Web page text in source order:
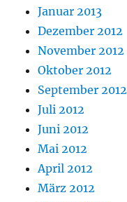
Januar 2013
Dezember 2012
November 2012
Oktober 2012
September 2012
Juli 2012
Juni 2012
Mai 2012
April 2012
März 2012